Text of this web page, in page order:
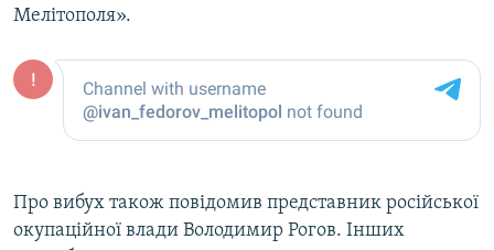
ВІДЕОУРОКИ «ELIFBE»
СВІДЧЕННЯ ОКУПАЦІЇ
УКРАЇНСЬКА ПРОБЛЕМА КРИМУ
ІНФОГРАФІКА
Qırımtatar
ДОЛУЧАЙСЯ!
Усі сайти RFE/RL
Мелітополя».
Про вибух також повідомив представник російської
окупаційної влади Володимир Рогов. Інших